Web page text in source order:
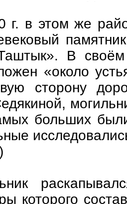
г. в этом же
В
«около
сторону
больших
которого